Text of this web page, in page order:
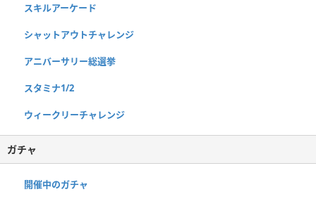
スキルアーケード
シャットアウトチャレンジ
アニバーサリー総選挙
スタミナ1/2
ウィークリーチャレンジ
ガチャ
開催中のガチャ